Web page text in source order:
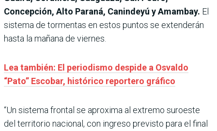
Concepción, Alto Paraná, Canindeyú y Amambay. El
sistema de tormentas en estos puntos se extenderán
hasta la mañana de viernes.
Lea también: El periodismo despide a Osvaldo
“Pato” Escobar, histórico reportero gráfico
“Un sistema frontal se aproxima al extremo suroeste
del territorio nacional, con ingreso previsto para el final